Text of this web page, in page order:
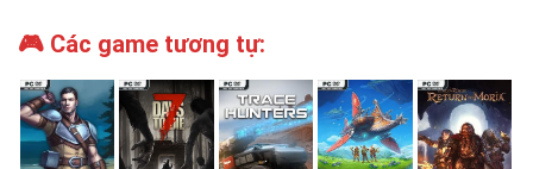
🎮 Các game tương tự: